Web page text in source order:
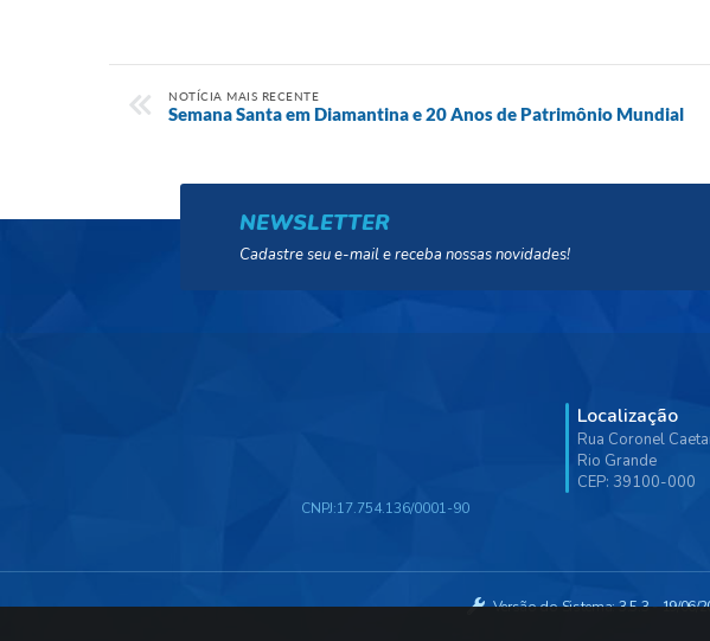
NOTÍCIA MAIS RECENTE
Semana Santa em Diamantina e 20 Anos de Patrimônio Mundial
NEWSLETTER
Cadastre seu e-mail e receba nossas novidades!
Localização
Rua Coronel
Rio Grande
CEP: 39100-000
CNPJ:17.754.136/0001-90
Versão do Sistema:3.5.3 - 19/06/